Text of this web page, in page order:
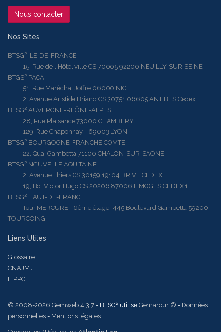
Nous contacter
Nos Sites
BTSG² ILE-DE-FRANCE
15, Rue de l'Hôtel ville CS 70005 92200 NEUILLY-SUR-SEINE
BTGS² PACA
51, Rue Maréchal Joffre 06000 NICE
2, Avenue Aristide Briand CS 30751 06605 ANTIBES Cedex
BTSG² AUVERGNE-RHÔNE-ALPES
28, Rue Plaisance 73000 CHAMBERY
129, Rue Chaponnay - 69003 LYON
BTSG² BOURGOGNE-FRANCHE COMTE
22, Quai Gambetta 71100 CHALON-SUR-SAÔNE
BTSG² NOUVELLE AQUITAINE
2, Avenue Thiers CS 30159 19104 BRIVE CEDEX
19, Bd. Victor Hugo CS 20206 87006 LIMOGES CEDEX 1
BTSG² HAUT-DE-FRANCE
Tour MERCURE - 6ème étage- 445 Boulevard Gambetta 59200
TOURCOING
Liens Utiles
Glossaire
CNAJMJ
IFPPC
© 2008-2026 Gemweb 4.3.7 - BTSG² utilise Gemarcur © - Données
personnelles - Mentions légales